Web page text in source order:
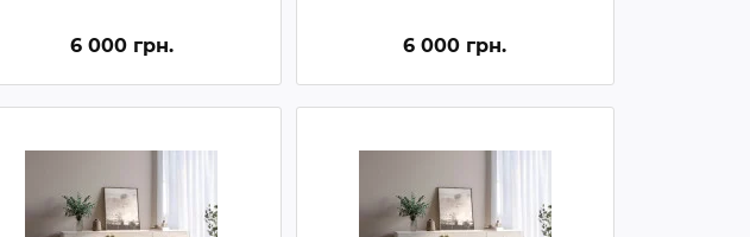
6 000 грн. 6 000 грн.